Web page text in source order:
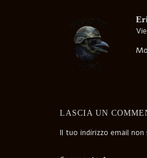
LASCIA UN
Il tuo indirizzo email non